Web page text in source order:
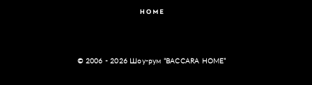
© 2006 - 2026 Шоу-рум “BACCARA HOME”